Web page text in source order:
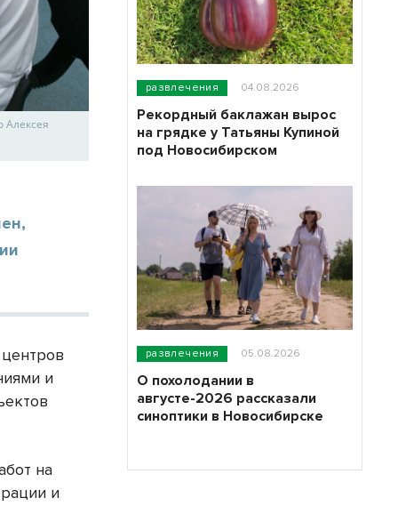
Алексея
и
на
и
развлечения 04.08.2026
Рекордный баклажан вырос
на грядке у Татьяны Купиной
под Новосибирском
развлечения 05.08.2026
О похолодании в
августе-2026 рассказали
синоптики в Новосибирске